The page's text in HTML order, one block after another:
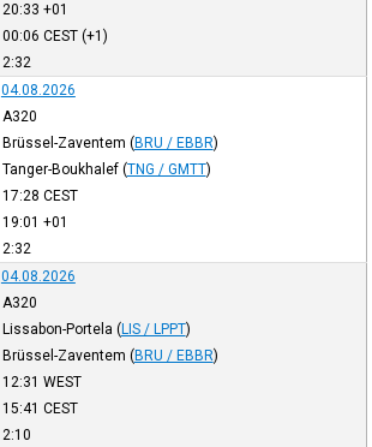
20:33 +01
00:06 CEST(+1)
2:32
04.08.2026
A320
Brüssel-Zaventem (BRU / EBBR)
Tanger-Boukhalef (TNG / GMTT)
17:28 CEST
19:01 +01
2:32
04.08.2026
A320
Lissabon-Portela (LIS / LPPT)
Brüssel-Zaventem (BRU / EBBR)
12:31 WEST
15:41 CEST
2:10